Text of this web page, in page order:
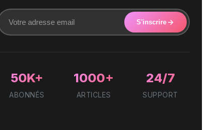
S'inscrire
50K+
ABONNÉS
1000+
ARTICLES
24/7
SUPPORT